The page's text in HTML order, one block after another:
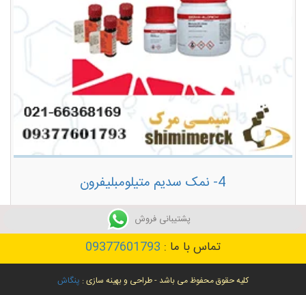
4- نمک سدیم متیلومبلیفرون
توضیحات بیشتر
تماس با ما : 09377601793
کلیه حقوق محفوظ می باشد - طراحی و بهینه سازی : پنگاش
پشتیبانی فروش